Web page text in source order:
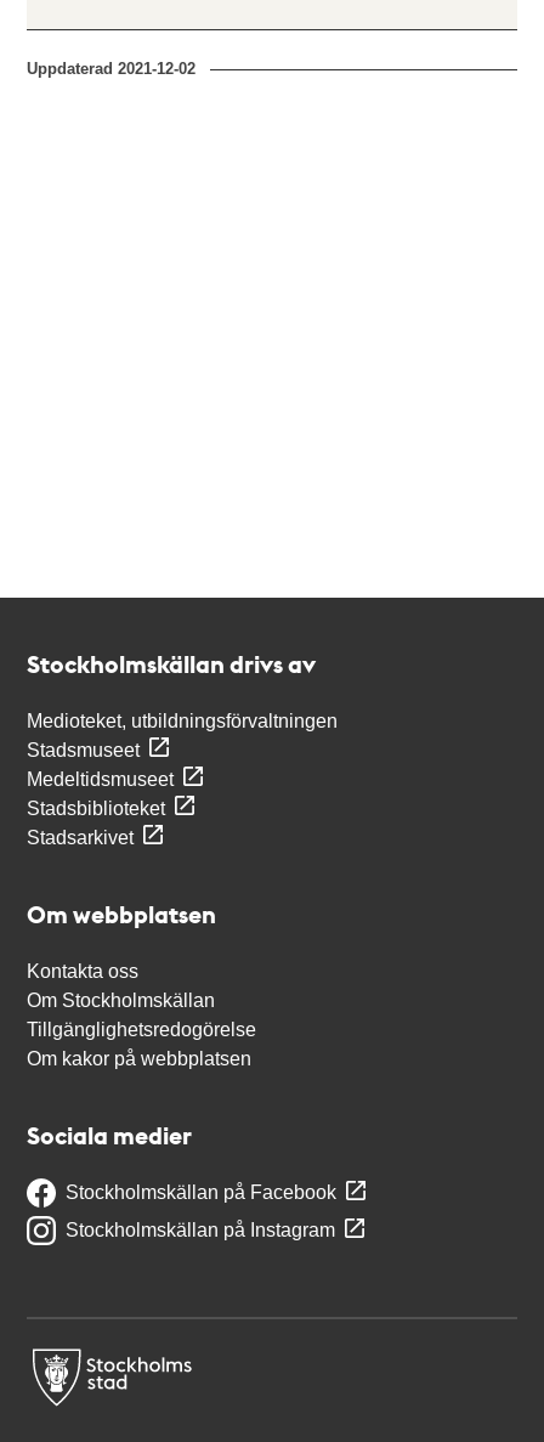
Uppdaterad2021-12-02
Stockholmskällan drivs av
Medioteket, utbildningsförvaltningen
Stadsmuseet
Medeltidsmuseet
Stadsbiblioteket
Stadsarkivet
Om webbplatsen
Kontakta oss
Om Stockholmskällan
Tillgänglighetsredogörelse
Om kakor på webbplatsen
Sociala medier
Stockholmskällan på Facebook
Stockholmskällan på Instagram